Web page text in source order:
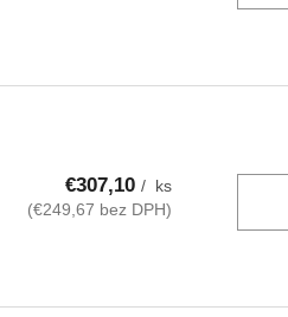
€307,10/ ks
(€249,67 bez DPH)